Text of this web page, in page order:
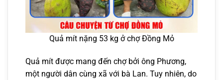
Quả mít nặng 53 kg ở chợ Đồng Mỏ
Quả mít được mang đến chợ bởi ông Phương,
một người dân cùng xã với bà Lan. Tuy nhiên, do